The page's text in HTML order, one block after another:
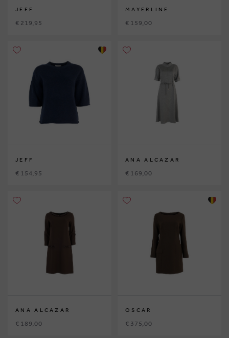
JEFF
€ 219,95
MAYERLINE
€ 159,00
JEFF
€ 154,95
ANA ALCAZAR
€ 169,00
ANA ALCAZAR
€ 189,00
OSCAR
€ 375,00